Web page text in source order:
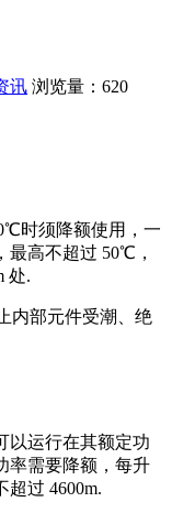
讯 浏览量：620
时须降额使用，一
最高不超过 50℃，
处.
内部元件受潮、绝
以运行在其额定功
率需要降额，每升
超过 4600m.